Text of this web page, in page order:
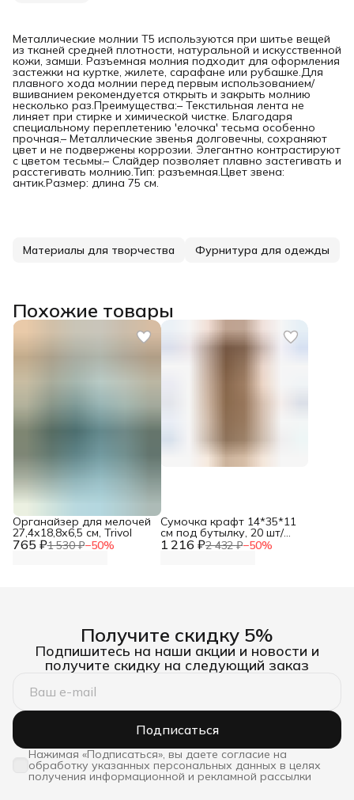
Металлические молнии T5 используются при шитье вещей
из тканей средней плотности, натуральной и искусственной
кожи, замши. Разъемная молния подходит для оформления
застежки на куртке, жилете, сарафане или рубашке.Для
плавного хода молнии перед первым использованием/
вшиванием рекомендуется открыть и закрыть молнию
несколько раз.Преимущества:– Текстильная лента не
линяет при стирке и химической чистке. Благодаря
специальному переплетению 'елочка' тесьма особенно
прочная.– Металлические звенья долговечны, сохраняют
цвет и не подвержены коррозии. Элегантно контрастируют
с цветом тесьмы.– Слайдер позволяет плавно застегивать и
расстегивать молнию.Тип: разъемная.Цвет звена:
антик.Размер: длина 75 см.
Материалы для творчества Фурнитура для одежды
Похожие товары
765 ₽1 530 ₽−50%
Органайзер для мелочей
27,4х18,8х6,5 см, Trivol
1 216 ₽2 432 ₽−50%
Сумочка крафт 14*35*11
см под бутылку, 20 шт/
упак, Айрис
Получите скидку 5%
Подпишитесь на наши акции и новости и
получите скидку на следующий заказ
Подписаться
Нажимая «Подписаться», вы даете согласие на
обработку указанных персональных данных в целях
получения информационной и рекламной рассылки